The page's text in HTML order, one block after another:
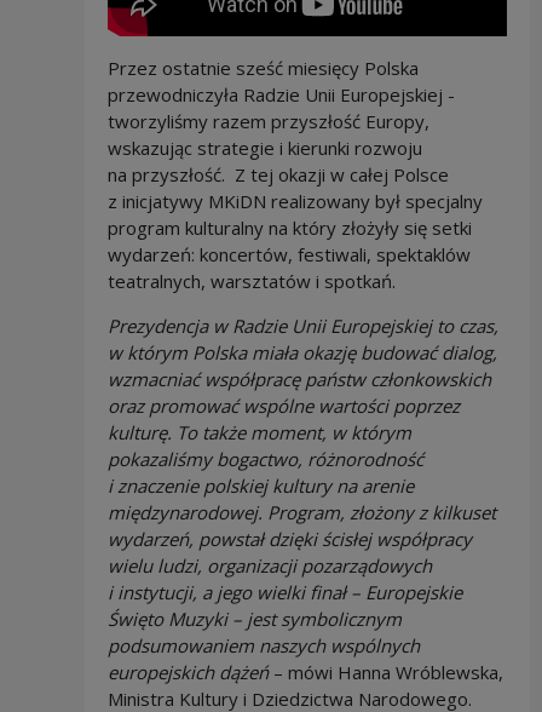
Przez ostatnie sześć miesięcy Polska
przewodniczyła Radzie Unii Europejskiej -
tworzyliśmy razem przyszłość Europy,
wskazując strategie i kierunki rozwoju
na przyszłość. Z tej okazji w całej Polsce
z inicjatywy MKiDN realizowany był specjalny
program kulturalny na który złożyły się setki
wydarzeń: koncertów, festiwali, spektaklów
teatralnych, warsztatów i spotkań.
Prezydencja w Radzie Unii Europejskiej to czas,
w którym Polska miała okazję budować dialog,
wzmacniać współpracę państw członkowskich
oraz promować wspólne wartości poprzez
kulturę. To także moment, w którym
pokazaliśmy bogactwo, różnorodność
i znaczenie polskiej kultury na arenie
międzynarodowej. Program, złożony z kilkuset
wydarzeń, powstał dzięki ścisłej współpracy
wielu ludzi, organizacji pozarządowych
i instytucji, a jego wielki finał – Europejskie
Święto Muzyki – jest symbolicznym
podsumowaniem naszych wspólnych
europejskich dążeń– mówi Hanna Wróblewska,
Ministra Kultury i Dziedzictwa Narodowego.